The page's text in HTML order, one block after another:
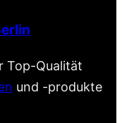
Top-Qualität
und -produkte